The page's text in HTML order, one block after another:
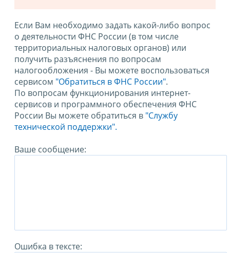
Если Вам необходимо задать какой-либо вопрос
о деятельности ФНС России (в том числе
территориальных налоговых органов) или
получить разъяснения по вопросам
налогообложения - Вы можете воспользоваться
сервисом "Обратиться в ФНС России".
По вопросам функционирования интернет-
сервисов и программного обеспечения ФНС
России Вы можете обратиться в "Службу
технической поддержки".
Ваше сообщение:
Ошибка в тексте: